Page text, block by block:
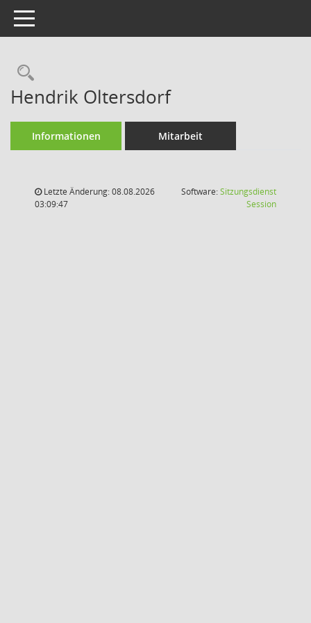
Toggle navigation
Rechercheauswahl
Hendrik Oltersdorf
Informationen Mitarbeit
Letzte Änderung: 08.08.2026
03:09:47
Software:Sitzungsdienst
Session(Wird in